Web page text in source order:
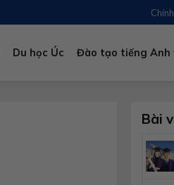
Du học Úc Đào tạo tiếng Anh
Bài